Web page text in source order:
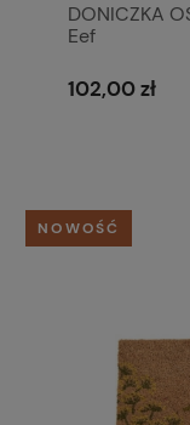
DONICZKA
Eef
102,00 zł
NOWOŚĆ